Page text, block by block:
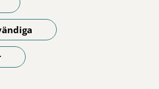
är gjorda av Magnus Marklund. Foton
annat anges.